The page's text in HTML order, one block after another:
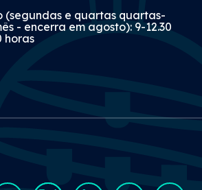
(segundas e quartas quartas-
- encerra em agosto): 9-12.30
horas